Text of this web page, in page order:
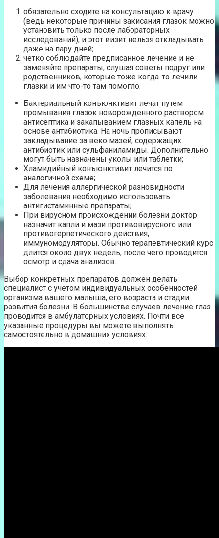
обязательно сходите на консультацию к врачу
(ведь некоторые причины закисания глазок можно
установить только после лабораторных
исследований), и этот визит нельзя откладывать
даже на пару дней;
четко соблюдайте предписанное лечение и не
заменяйте препараты, слушая советы подруг или
родственников, которые тоже когда-то лечили
глазки и им что-то там помогло.
Бактериальный конъюнктивит лечат путем
промывания глазок новорожденного раствором
антисептика и закапыванием глазных капель на
основе антибиотика. На ночь прописывают
закладывание за веко мазей, содержащих
антибиотик или сульфаниламиды. Дополнительно
могут быть назначены уколы или таблетки;
Хламидийный конъюнктивит лечится по
аналогичной схеме;
Для лечения аллергической разновидности
заболевания необходимо использовать
антигистаминные препараты;
При вирусном происхождении болезни доктор
назначит капли и мази противовирусного или
противогерпетического действия,
иммуномодуляторы. Обычно терапевтический курс
длится около двух недель, после чего проводится
осмотр и сдача анализов.
Выбор конкретных препаратов должен делать
специалист с учетом индивидуальных особенностей
организма вашего малыша, его возраста и стадии
развития болезни. В большинстве случаев лечение глаз
проводится в амбулаторных условиях. Почти все
указанные процедуры вы можете выполнять
самостоятельно в домашних условиях.